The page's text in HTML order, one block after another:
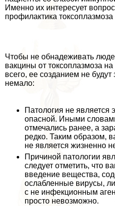
Именно их интересует
профилактика
Чтобы не обнадеживать
вакцины от токсоплазмоза
всего, ее созданием не
немало:
Патология не является
опасной. Иными
отмечались ранее, а
редко. Таким образом,
не является жизненно
Причиной патологии
следует отметить, что
введение вещества,
ослабленные вирусы,
с не инфекционным
просто невозможно.